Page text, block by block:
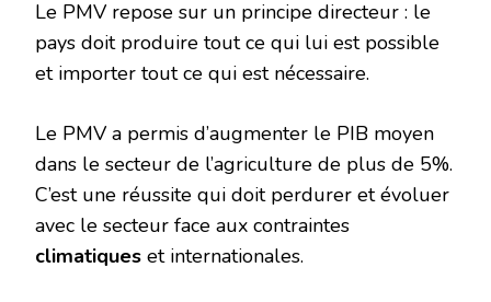
Le PMV repose sur un principe directeur : le
pays doit produire tout ce qui lui est possible
et importer tout ce qui est nécessaire.
Le PMV a permis d’augmenter le PIB moyen
dans le secteur de l’agriculture de plus de 5%.
C’est une réussite qui doit perdurer et évoluer
avec le secteur face aux contraintes
climatiques et internationales.